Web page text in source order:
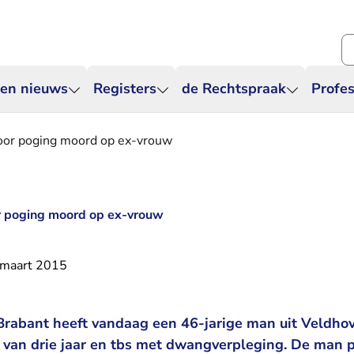
nieuws Registers de Rechtspraak
poging moord op ex-vrouw
poging moord op ex-vrouw
2015
heeft vandaag een 46-jarige man uit
drie jaar en tbs met dwangverpleging. De man